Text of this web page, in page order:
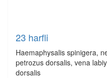
23 harfli
Haemaphysalis spinigera,
petrozus dorsalis, vena
dorsalis